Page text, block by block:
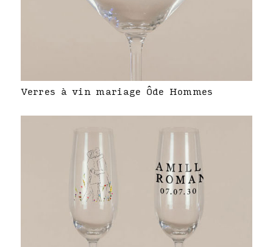
Verres à vin mariage Ôde Hommes